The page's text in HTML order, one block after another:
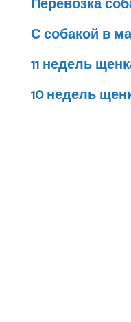
С собакой в
11 недель
10 недель